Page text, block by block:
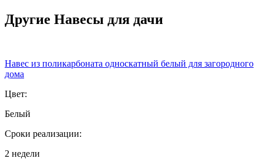
Другие Навесы для дачи
Навес из поликарбоната односкатный белый для загородного
дома
Цвет:
Белый
Сроки реализации:
2 недели